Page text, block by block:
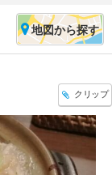
地図から探す
クリップ